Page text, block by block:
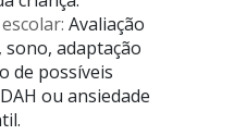
Avaliação
adaptação
de possíveis
ou ansiedade